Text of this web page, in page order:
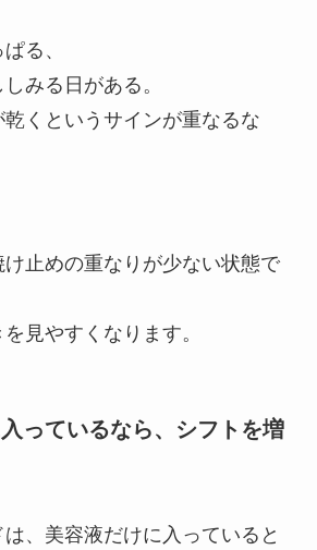
る、
みる日がある。
くというサインが重なるな
止めの重なりが少ない状態で
見やすくなります。
っているなら、シフトを増
、美容液だけに入っていると